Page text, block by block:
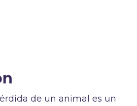
de un animal es un